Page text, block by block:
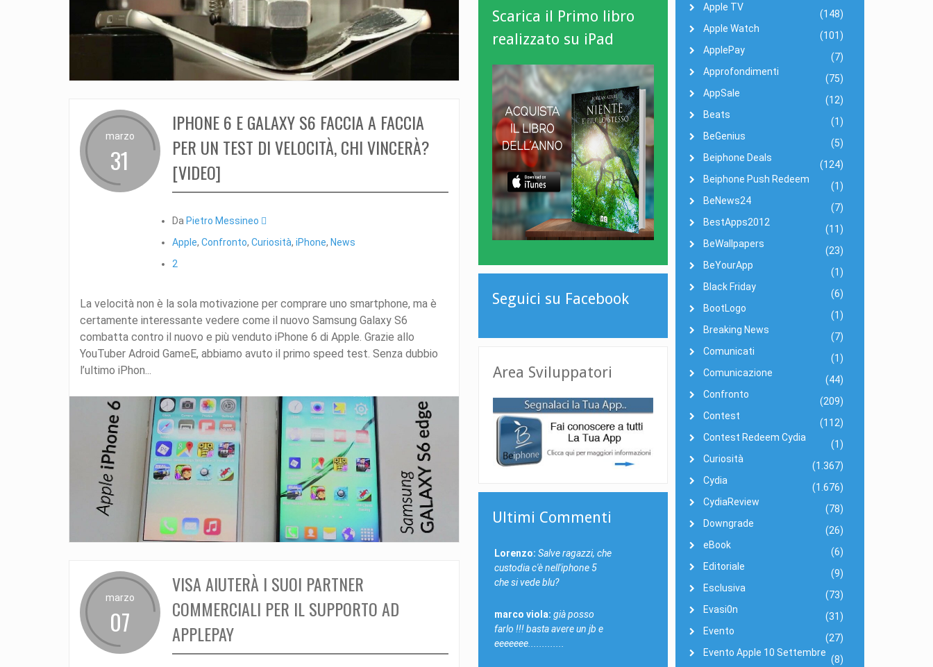
marzo
31
IPHONE 6 E GALAXY S6 FACCIA A FACCIA
PER UN TEST DI VELOCITÀ, CHI VINCERÀ?
[VIDEO]
Da Pietro Messineo 
Apple, Confronto, Curiosità, iPhone, News
2
La velocità non è la sola motivazione per comprare uno smartphone, ma è
certamente interessante vedere come il nuovo Samsung Galaxy S6
combatta contro il nuovo e più venduto iPhone 6 di Apple. Grazie allo
YouTuber Adroid GameE, abbiamo avuto il primo speed test. Senza dubbio
l’ultimo iPhon...
marzo
07
VISA AIUTERÀ I SUOI PARTNER
COMMERCIALI PER IL SUPPORTO AD
APPLEPAY
Scarica il Primo libro
realizzato su iPad
Seguici su Facebook
Area Sviluppatori
Ultimi Commenti
Lorenzo: Salve ragazzi, che
custodia c'è nell'iphone 5
che si vede blu?
marco viola: già posso
farlo !!! basta avere un jb e
eeeeeee.............
Apple TV
(148)
Apple Watch
(101)
ApplePay
(7)
Approfondimenti
(75)
AppSale
(12)
Beats
(1)
BeGenius
(5)
Beiphone Deals
(124)
Beiphone Push Redeem
(1)
BeNews24
(7)
BestApps2012
(11)
BeWallpapers
(23)
BeYourApp
(1)
Black Friday
(6)
BootLogo
(1)
Breaking News
(7)
Comunicati
(1)
Comunicazione
(44)
Confronto
(209)
Contest
(112)
Contest Redeem Cydia
(1)
Curiosità
(1.367)
Cydia
(1.676)
CydiaReview
(78)
Downgrade
(26)
eBook
(6)
Editoriale
(9)
Esclusiva
(73)
Evasi0n
(31)
Evento
(27)
Evento Apple 10 Settembre
(8)